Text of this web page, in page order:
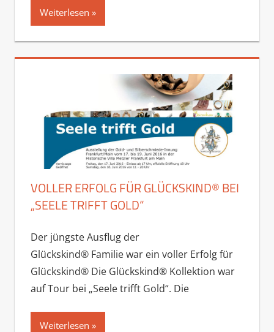
Weiterlesen
VOLLER ERFOLG FÜR GLÜCKSKIND® BEI
„SEELE TRIFFT GOLD“
Der jüngste Ausflug der
Glückskind® Familie war ein voller Erfolg für
Glückskind® Die Glückskind® Kollektion war
auf Tour bei „Seele trifft Gold“. Die
Weiterlesen